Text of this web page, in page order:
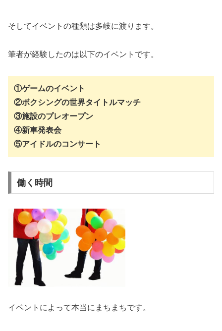
そしてイベントの種類は多岐に渡ります。
筆者が経験したのは以下のイベントです。
①ゲームのイベント
②ボクシングの世界タイトルマッチ
③施設のプレオープン
④新車発表会
⑤アイドルのコンサート
働く時間
イベントによって本当にまちまちです。